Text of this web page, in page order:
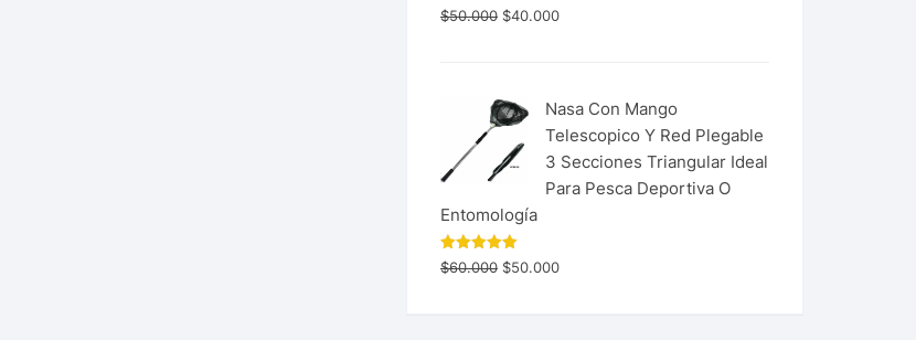
$50.000 $40.000
Nasa Con Mango
Telescopico Y Red Plegable
3 Secciones Triangular Ideal
Para Pesca Deportiva O
Entomología
Valorado
con 5.00
$60.000 $50.000